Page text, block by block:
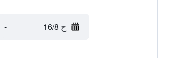
ح 16/8 -